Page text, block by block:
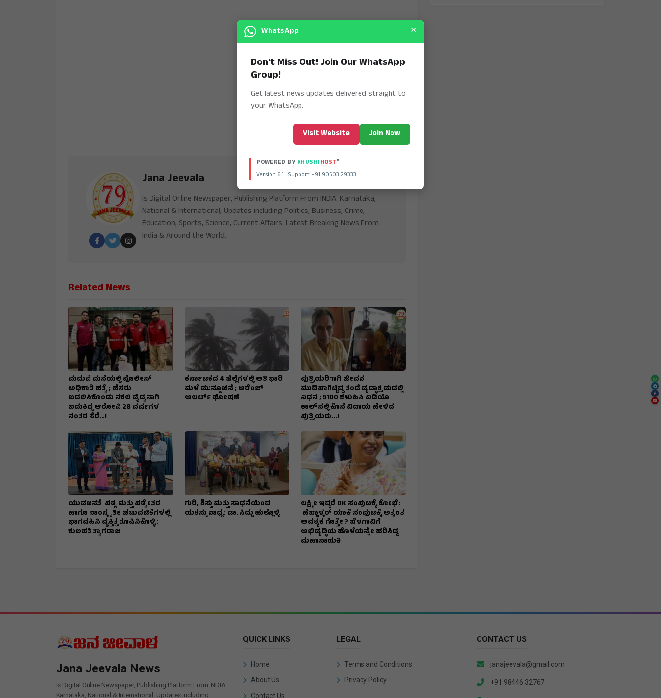
Jana Jeevala
is Digital Online Newspaper, Publishing Platform From INDIA. Karnataka,
National & International, Updates including Politics, Business, Crime,
Education, Sports, Science, Current Affairs. Latest Breaking News From
India & Around the World.
Related News
ಮದುವೆ ಮನೆಯಲ್ಲಿ ಪೊಲೀಸ್
ಅಧಿಕಾರಿ ಹತ್ಯೆ ; ಹೆಸರು
ಬದಲಿಸಿಕೊಂಡು ನಕಲಿ ವೈದ್ಯನಾಗಿ
ಬದುಕಿದ್ದ ಆರೋಪಿ 28 ವರ್ಷಗಳ
ನಂತರ ಸೆರೆ…!
ಕರ್ನಾಟಕದ 4 ಜಿಲ್ಲೆಗಳಲ್ಲಿ ಅತಿ ಭಾರಿ
ಮಳೆ ಮುನ್ಸೂಚನೆ ; ಆರೆಂಜ್‌
ಅಲರ್ಟ್‌ ಘೋಷಣೆ
ಪುತ್ರಿಯರಿಗಾಗಿ ಜೀವನ
ಮುಡಿಪಾಗಿಟ್ಟಿದ್ದ ತಂದೆ ವೃದ್ಧಾಶ್ರಮದಲ್ಲಿ
ನಿಧನ ; ₹5100 ಕಳುಹಿಸಿ ವಿಡಿಯೊ
ಕಾಲ್‌ನಲ್ಲಿ ಕೊನೆ ವಿದಾಯ ಹೇಳಿದ
ಪುತ್ರಿಯರು...!
ಯುವಜನತೆ ಪಠ್ಯ ಮತ್ತು ಪಠ್ಯೇತರ
ಹಾಗೂ ಸಾಂಸ್ಕೃತಿಕ ಚಟುವಟಿಕೆಗಳಲ್ಲಿ
ಭಾಗವಹಿಸಿ ವ್ಯಕ್ತಿತ್ವ ರೂಪಿಸಿಕೊಳ್ಳಿ :
ಕುಲಪತಿ ತ್ಯಾಗರಾಜ
ಗುರಿ, ಶಿಸ್ತು ಮತ್ತು ಸಾಧನೆಯಿಂದ
ಯಶಸ್ಸು ಸಾಧ್ಯ: ಡಾ. ಸಿದ್ದು ಹುಲ್ಲೊಳ್ಳಿ
ಲಕ್ಷ್ಮೀ ಇದ್ದರೆ DK ಸಂಪುಟಕ್ಕೆ ಶೋಭೆ:
ಹೆಬ್ಬಾಳ್ಕರ್ ಯಾಕೆ ಸಂಪುಟಕ್ಕೆ ಅತ್ಯಂತ
ಅವಶ್ಯಕ ಗೊತ್ತೇ ? ಬೆಳಗಾವಿಗೆ
ಅಭಿವೃದ್ಧಿಯ ಹೊಳೆಯನ್ನೇ ಹರಿಸಿದ್ದ
ಮಹಾನಾಯಕಿ
Jana Jeevala News
is Digital Online Newspaper, Publishing Platform From INDIA.
Karnataka, National & International, Updates including
QUICK LINKS
Home
About Us
Contact Us
LEGAL
Terms and Conditions
Privacy Policy
CONTACT US
janajeevala@gmail.com
+91 98446 32767
WhatsApp ×
Don't Miss Out! Join Our WhatsApp
Group!
Get latest news updates delivered straight to
your WhatsApp.
Visit Website Join Now
POWERED BY KHUSHIHOST®
Version 6.1 | Support +91 90603 29333